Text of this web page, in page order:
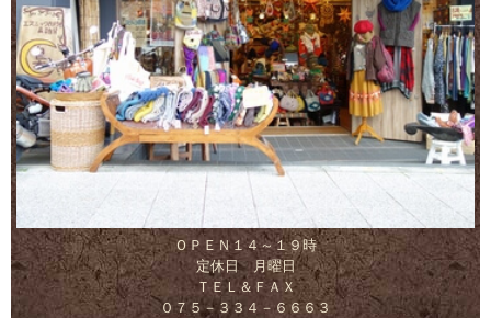
ＯＰＥＮ１４～１９時
定休日 月曜日
ＴＥＬ＆ＦＡＸ
０７５－３３４－６６６３